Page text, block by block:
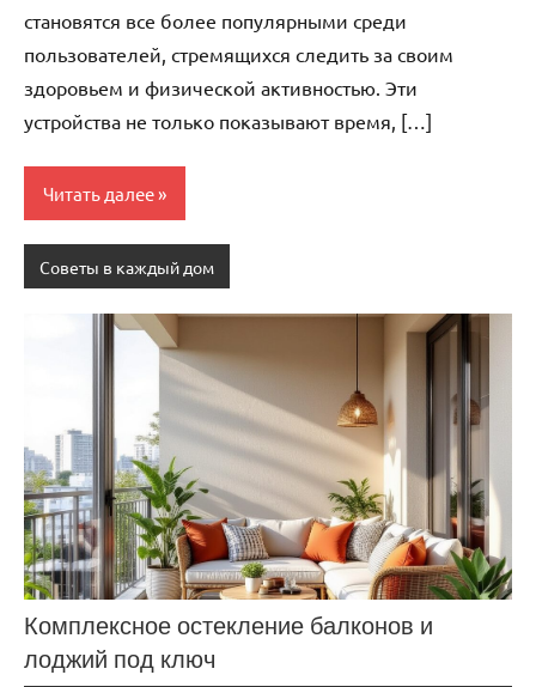
становятся все более популярными среди
пользователей, стремящихся следить за своим
здоровьем и физической активностью. Эти
устройства не только показывают время, […]
Читать далее
Советы в каждый дом
Комплексное остекление балконов и
лоджий под ключ